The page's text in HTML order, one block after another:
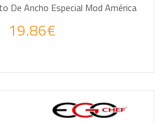
De Ancho Especial Mod América
19.86€